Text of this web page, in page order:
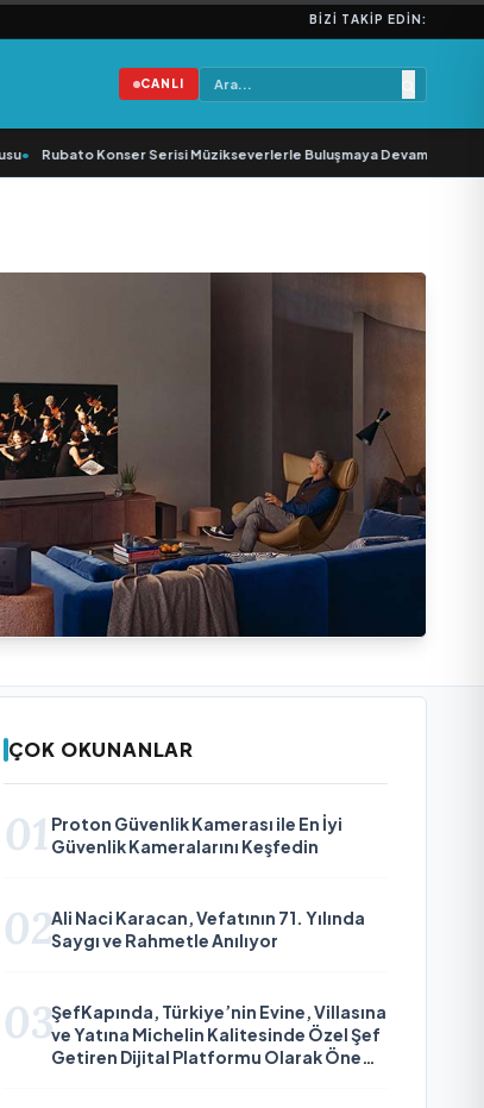
BIZI TAKIP EDIN:
CANLI
Rubato Konser Serisi Müzikseverlerle Buluşmaya Devam Ediyor
ÇOK OKUNANLAR
01 Proton Güvenlik Kamerası ile En İyi
Güvenlik Kameralarını Keşfedin
02Ali Naci Karacan, Vefatının 71. Yılında
Saygı ve Rahmetle Anılıyor
03ŞefKapında, Türkiye’nin Evine, Villasına
ve Yatına Michelin Kalitesinde Özel Şef
Getiren Dijital Platformu Olarak Öne